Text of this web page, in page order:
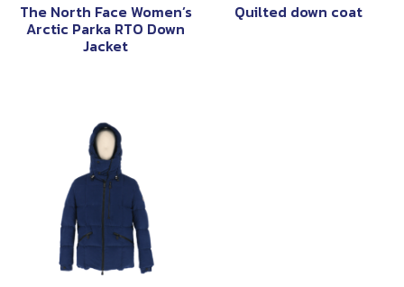
The North Face Women’s
Arctic Parka RTO Down
Jacket
Quilted down coat